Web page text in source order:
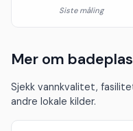
Siste måling
Mer om
Sjekk vannkvalitet,
andre lokale kilder.